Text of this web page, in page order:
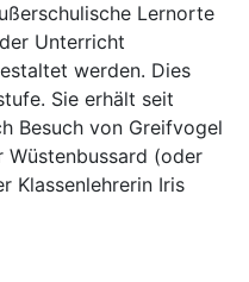
Lernorte
Unterricht
werden. Dies
Sie erhält seit
Besuch von Greifvogel
Wüstenbussard (oder
Klassenlehrerin Iris